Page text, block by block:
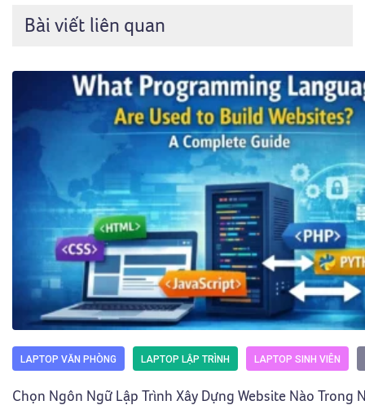
Bài viết liên quan
LAPTOP VĂN PHÒNG LAPTOP LẬP TRÌNH LAPTOP SINH VIÊN
Chọn Ngôn Ngữ Lập Trình Xây Dựng Website Nào Trong